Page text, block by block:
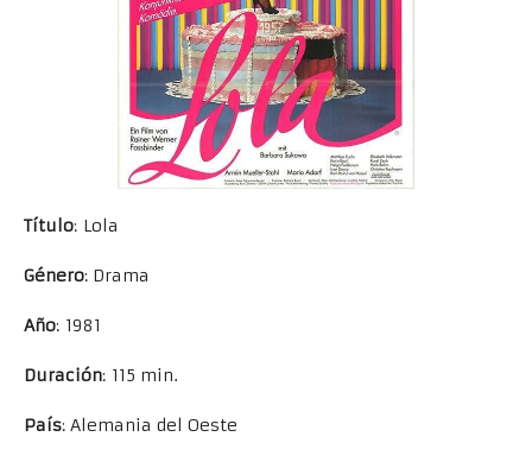
Título: Lola
Género: Drama
Año: 1981
Duración: 115 min.
País: Alemania del Oeste